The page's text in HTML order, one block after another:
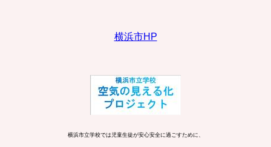
横浜市HP
横浜市立学校では児童生徒が安心安全に過ごすために、